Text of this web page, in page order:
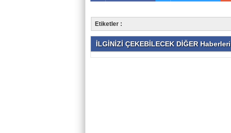
Etiketler :
İLGİNİZİ ÇEKEBİLECEK DİĞER Haberleri